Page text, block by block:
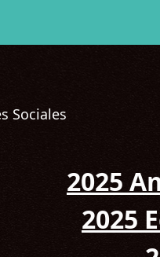
Sociales
en Instagram!
2025
2025